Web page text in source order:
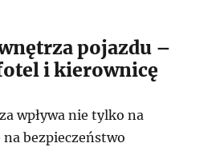
pojazdu –
i kierownicę
wpływa nie tylko na
bezpieczeństwo